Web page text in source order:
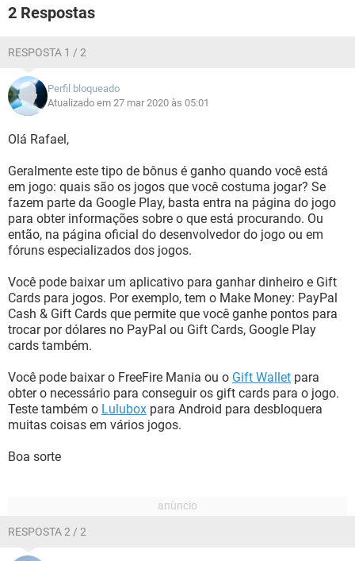
2 Respostas
RESPOSTA 1 / 2
Perfil bloqueado
Atualizado em 27 mar 2020 às 05:01
Olá Rafael,
Geralmente este tipo de bônus é ganho quando você está
em jogo: quais são os jogos que você costuma jogar? Se
fazem parte da Google Play, basta entra na página do jogo
para obter informações sobre o que está procurando. Ou
então, na página oficial do desenvolvedor do jogo ou em
fóruns especializados dos jogos.
Você pode baixar um aplicativo para ganhar dinheiro e Gift
Cards para jogos. Por exemplo, tem o Make Money: PayPal
Cash & Gift Cards que permite que você ganhe pontos para
trocar por dólares no PayPal ou Gift Cards, Google Play
cards também.
Você pode baixar o FreeFire Mania ou o Gift Wallet para
obter o necessário para conseguir os gift cards para o jogo.
Teste também o Lulubox para Android para desbloquera
muitas coisas em vários jogos.
Boa sorte
RESPOSTA 2 / 2